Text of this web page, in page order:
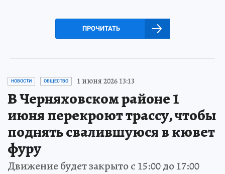
ПРОЧИТАТЬ
НОВОСТИ ОБЩЕСТВО 1 июня 2026 13:13
В Черняховском районе 1
июня перекроют трассу, чтобы
поднять свалившуюся в кювет
фуру
Движение будет закрыто с 15:00 до 17:00